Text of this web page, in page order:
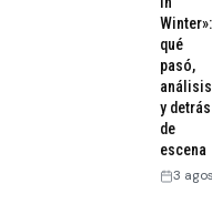
Winter»:
qué
pasó,
análisis
y detrás
de
escena
3